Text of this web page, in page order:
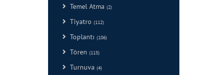
Temel Atma (2)
Tiyatro (112)
Toplantı (106)
Tören (115)
Turnuva (4)